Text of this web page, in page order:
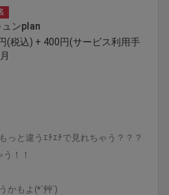
ュンplan
(税込) + 400円(サービス利用手
っと違うｴﾁｴﾁで見れちゃう？？？
！！
かもよ(*´艸`)